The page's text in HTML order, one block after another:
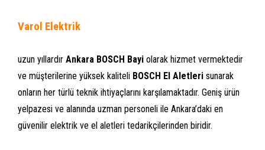
Varol Elektrik
uzun yıllardır Ankara BOSCH Bayi olarak hizmet vermektedir
ve müşterilerine yüksek kaliteli BOSCH El Aletleri sunarak
onların her türlü teknik ihtiyaçlarını karşılamaktadır. Geniş ürün
yelpazesi ve alanında uzman personeli ile Ankara’daki en
güvenilir elektrik ve el aletleri tedarikçilerinden biridir.